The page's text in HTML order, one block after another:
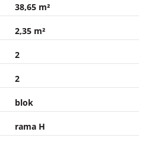
38,65 m²
2,35 m²
2
2
blok
rama H